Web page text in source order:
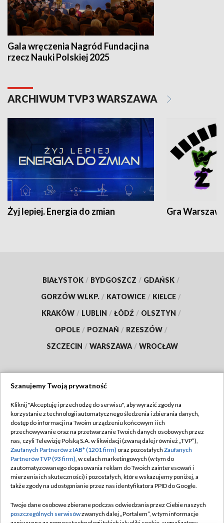
Gala wręczenia Nagród Fundacji na
rzecz Nauki Polskiej 2025
ARCHIWUM TVP3 WARSZAWA
Żyj lepiej. Energia do zmian Gra
BIAŁYSTOK / BYDGOSZCZ / GDAŃSK /
GORZÓW WLKP. / KATOWICE / KIELCE /
KRAKÓW / LUBLIN / ŁÓDŹ / OLSZTYN /
OPOLE / POZNAŃ / RZESZÓW /
SZCZECIN / WARSZAWA / WROCŁAW
TVP
Abonament TVP
Emisja w TVP
Centrum informacji TVP
Naziemna Telewizja Cyfrowa
Rada Programowa
Regulamin TVP
Polityka prywatności
Moje zgody
Pomoc
Kontakt
Szanujemy Twoją prywatność
Kliknij "Akceptuję i przechodzę do serwisu", aby wyrazić zgody na
korzystanie z technologii automatycznego śledzenia i zbierania danych,
dostęp do informacji na Twoim urządzeniu końcowym i ich
przechowywanie oraz na przetwarzanie Twoich danych osobowych przez
nas, czyli Telewizję Polską S.A. w likwidacji (zwaną dalej również „TVP”),
Zaufanych Partnerów z IAB* (1201 firm) oraz pozostałych Zaufanych
Partnerów TVP (93 firm), w celach marketingowych (w tym do
zautomatyzowanego dopasowania reklam do Twoich zainteresowań i
mierzenia ich skuteczności) i pozostałych, które wskazujemy poniżej, a
także zgody na udostępnianie przez nas identyfikatora PPID do Google.
Twoje dane osobowe zbierane podczas odwiedzania przez Ciebie naszych
poszczególnych serwisówzwanych dalej „Portalem”, w tym informacje